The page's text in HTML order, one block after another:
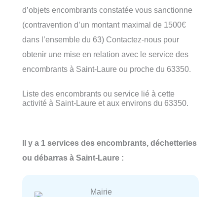
d’objets encombrants constatée vous sanctionne
(contravention d’un montant maximal de 1500€
dans l’ensemble du 63) Contactez-nous pour
obtenir une mise en relation avec le service des
encombrants à Saint-Laure ou proche du 63350.
Liste des encombrants ou service lié à cette
activité à Saint-Laure et aux environs du 63350.
Il y a 1 services des encombrants, déchetteries
ou débarras à Saint-Laure :
Mairie